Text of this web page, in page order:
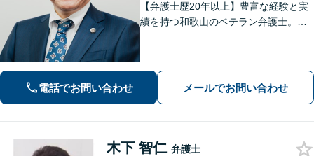
【弁護士歴20年以上】豊富な経験と実
績を持つ和歌山のベテラン弁護士。
さまの問題も親身に取り組む【夜間・
休日面談可】
電話でお問い合わせ メールでお問い合わせ
木下 智仁 弁護士